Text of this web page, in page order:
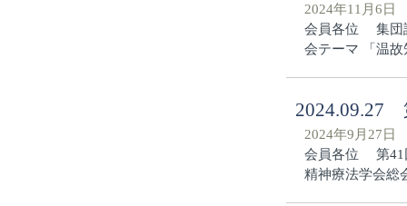
2024年11月6日
会員各位 集団
会テーマ 「
2024.09.27
2024年9月27日
会員各位 第41
精神療法学会総